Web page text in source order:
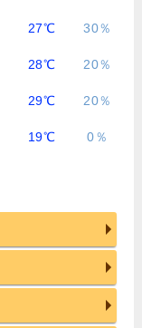
27℃ 30％
28℃ 20％
29℃ 20％
19℃ 0％